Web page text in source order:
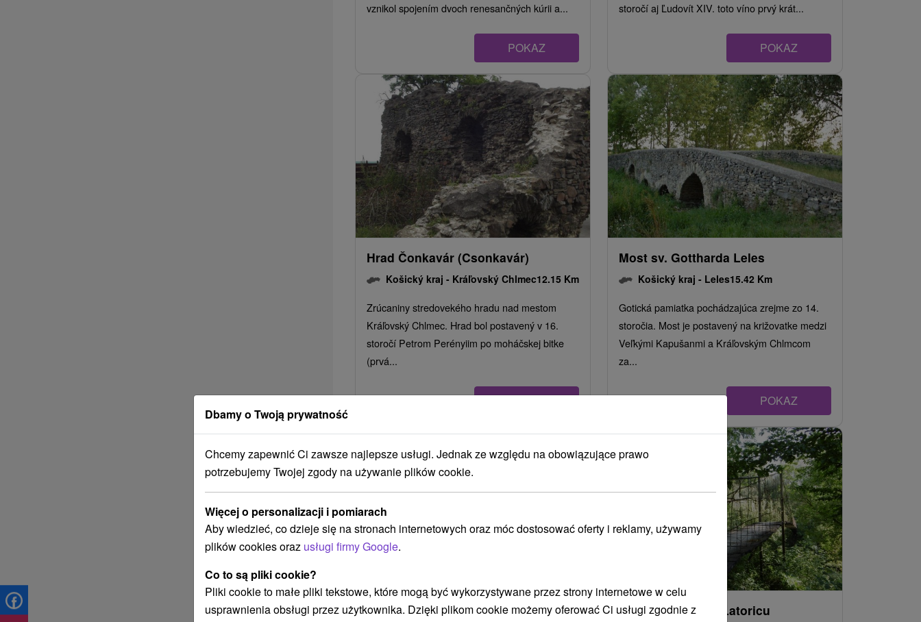
vznikol spojením dvoch renesančných kúrii a...
POKAZ
storočí aj Ľudovít XIV. toto víno prvý krát...
POKAZ
Hrad Čonkavár (Csonkavár)
Košický kraj - Kráľovský Chlmec12.15 Km
Zrúcaniny stredovekého hradu nad mestom
Kráľovský Chlmec. Hrad bol postavený v 16.
storočí Petrom Perényiim po moháčskej bitke
(prvá...
POKAZ
Most sv. Gottharda Leles
Košický kraj - Leles15.42 Km
Gotická pamiatka pochádzajúca zrejme zo 14.
storočia. Most je postavený na križovatke medzi
Veľkými Kapušanmi a Kráľovským Chlmcom
za...
POKAZ
Park Miejski Trebišov (Park
Lanový most cez Latoricu
Dbamy o Twoją prywatność
Chcemy zapewnić Ci zawsze najlepsze usługi. Jednak ze względu na obowiązujące prawo
potrzebujemy Twojej zgody na używanie plików cookie.
Więcej o personalizacji i pomiarach
Aby wiedzieć, co dzieje się na stronach internetowych oraz móc dostosować oferty i reklamy, używamy
plików cookies oraz usługi firmy Google.
Co to są pliki cookie?
Pliki cookie to małe pliki tekstowe, które mogą być wykorzystywane przez strony internetowe w celu
usprawnienia obsługi przez użytkownika. Dzięki plikom cookie możemy oferować Ci usługi zgodnie z